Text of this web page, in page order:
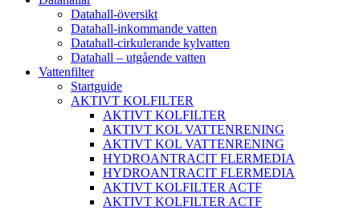
Datahall-översikt
Datahall-inkommande vatten
Datahall-cirkulerande kylvatten
Datahall – utgående vatten
Vattenfilter
Startguide
AKTIVT KOLFILTER
AKTIVT KOLFILTER
AKTIVT KOL VATTENRENING
AKTIVT KOL VATTENRENING
HYDROANTRACIT FLERMEDIA
HYDROANTRACIT FLERMEDIA
AKTIVT KOLFILTER ACTF
AKTIVT KOLFILTER ACTF